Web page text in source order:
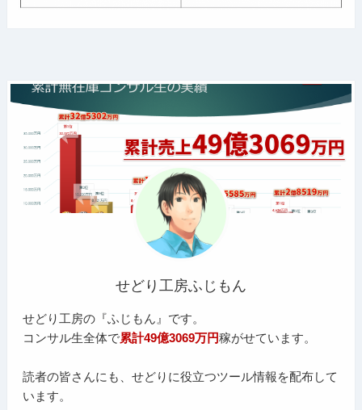
せどり工房ふじもん
せどり工房の『ふじもん』です。
コンサル生全体で累計49億3069万円稼がせています。
読者の皆さんにも、せどりに役立つツール情報を配布して
います。